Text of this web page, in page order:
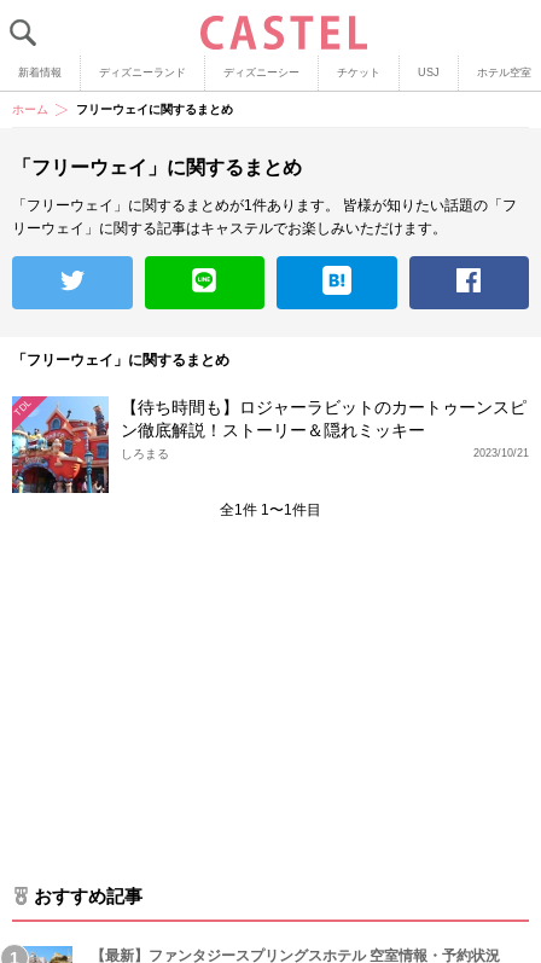
新着情報 ディズニーランド ディズニーシー チケット USJ ホテル空室
ホーム フリーウェイに関するまとめ
「フリーウェイ」に関するまとめ
「フリーウェイ」に関するまとめが1件あります。
皆様が知りたい話題の「フ
リーウェイ」に関する記事はキャステルでお楽しみいただけます。
「フリーウェイ」に関するまとめ
TDL
【待ち時間も】ロジャーラビットのカートゥーンスピ
ン徹底解説！ストーリー＆隠れミッキー
2023/10/21
しろまる
全1件 1〜1件目
おすすめ記事
【最新】ファンタジースプリングスホテル 空室情報・予約状況